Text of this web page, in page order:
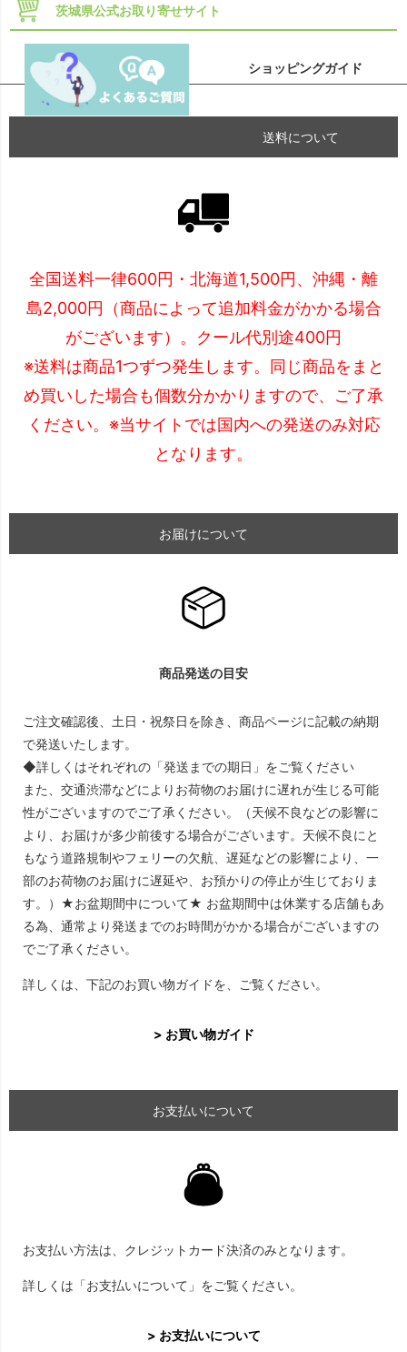
茨城県公式お取り寄せサイト
ショッピングガイド
送料について
全国送料一律600円・北海道1,500円、沖縄・離
島2,000円（商品によって追加料金がかかる場合
がございます）。クール代別途400円
※送料は商品1つずつ発生します。同じ商品をまと
め買いした場合も個数分かかりますので、ご了承
ください。※当サイトでは国内への発送のみ対応
となります。
お届けについて
商品発送の目安
ご注文確認後、土日・祝祭日を除き、商品ページに記載の納期
で発送いたします。
◆詳しくはそれぞれの「発送までの期日」をご覧ください
また、交通渋滞などによりお荷物のお届けに遅れが生じる可能
性がございますのでご了承ください。（天候不良などの影響に
より、お届けが多少前後する場合がございます。天候不良にと
もなう道路規制やフェリーの欠航、遅延などの影響により、一
部のお荷物のお届けに遅延や、お預かりの停止が生じておりま
す。）★お盆期間中について★ お盆期間中は休業する店舗もあ
る為、通常より発送までのお時間がかかる場合がございますの
でご了承ください。
詳しくは、下記のお買い物ガイドを、ご覧ください。
> お買い物ガイド
お支払いについて
お支払い方法は、クレジットカード決済のみとなります。
詳しくは「お支払いについて」をご覧ください。
> お支払いについて